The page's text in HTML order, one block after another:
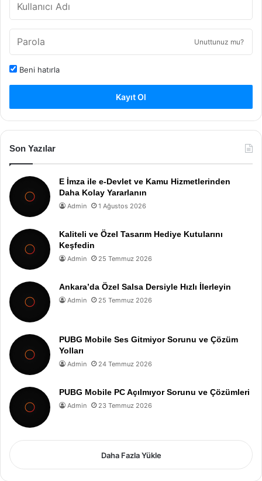
Unuttunuz mu?
Beni hatırla
Kayıt Ol
Son Yazılar
E İmza ile e-Devlet ve Kamu Hizmetlerinden
Daha Kolay Yararlanın
Admin 1 Ağustos 2026
Kaliteli ve Özel Tasarım Hediye Kutularını
Keşfedin
Admin 25 Temmuz 2026
Ankara’da Özel Salsa Dersiyle Hızlı İlerleyin
Admin 25 Temmuz 2026
PUBG Mobile Ses Gitmiyor Sorunu ve Çözüm
Yolları
Admin 24 Temmuz 2026
PUBG Mobile PC Açılmıyor Sorunu ve Çözümleri
Admin 23 Temmuz 2026
Daha Fazla Yükle